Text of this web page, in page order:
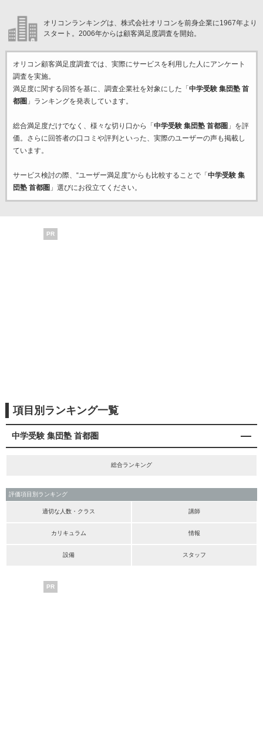
オリコンランキングは、株式会社オリコンを前身企業に1967年より
スタート。2006年からは顧客満足度調査を開始。
オリコン顧客満足度調査では、実際にサービスを利用した 人にアンケート
調査を実施。
満足度に関する回答を基に、調査企業社を対象にした「 中学受験 集団塾 首
都圏 」ランキングを発表しています。
総合満足度だけでなく、様々な切り口から「 中学受験 集団塾 首都圏 」を評
価。さらに回答者の口コミや評判といった、実際のユーザーの声も掲載し
ています。
サービス検討の際、“ユーザー満足度”からも比較することで「 中学受験 集
団塾 首都圏 」選びにお役立てください。
PR
項目別ランキング一覧
中学受験 集団塾 首都圏
総合ランキング
評価項目別ランキング
適切な人数・クラス 講師
カリキュラム 情報
設備 スタッフ
PR